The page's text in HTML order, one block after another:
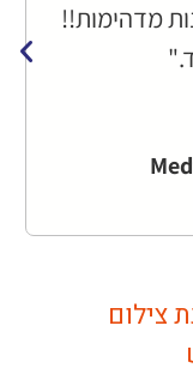
מדהימות!!
צילום